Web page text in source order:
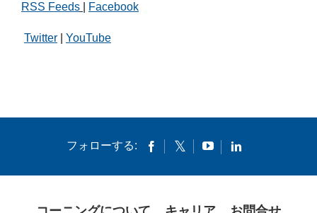
RSS Feeds Facebook
Twitter YouTube
フォローする: